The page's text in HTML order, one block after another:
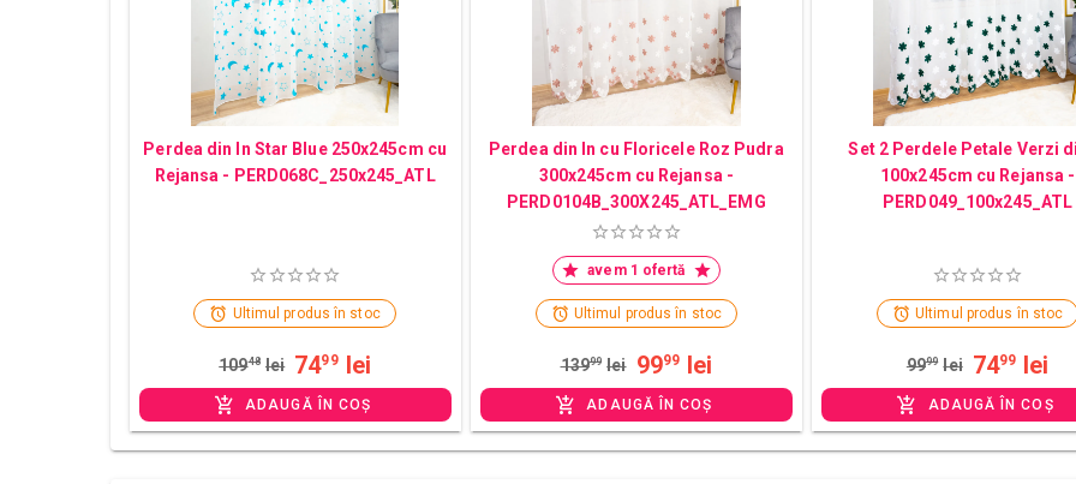
Perdea din In Star Blue 250x245cm cu
Rejansa - PERD068C_250x245_ATL
Ultimul produs în stoc
10948 lei 7499 lei
ADAUGĂ ÎN COȘ
Perdea din In cu Floricele Roz Pudra
300x245cm cu Rejansa -
PERD0104B_300X245_ATL_EMG
avem 1 ofertă
Ultimul produs în stoc
13999 lei 9999 lei
ADAUGĂ ÎN COȘ
Set 2 Perdele Petale Verzi
100x245cm cu Rejansa -
PERD049_100x245_ATL
Ultimul produs în stoc
9999 lei 7499 lei
ADAUGĂ ÎN COȘ